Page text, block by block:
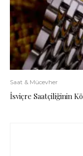
Saat & Mücevher
İsviçre Saatçiliğinin